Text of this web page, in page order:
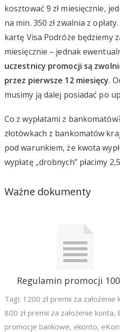
kosztować 9 zł miesięcznie,
na min. 350 zł zwalnia z
kartę Visa Podróże będziemy
miesięcznie – jednak
uczestnicy promocji są
przez pierwsze 12 miesięcy.
musimy ją dalej posiadać po
Co z wypłatami z
złotówkach z bankomatów
pod warunkiem, że kwota
wypłatę „drobnych” płacimy 2,5
Ważne dokumenty
Regulamin promocji
Tagi: 1200 zł premii za założenie
800 zł premii za założenie konta,
promocje bankowe, ekonto,